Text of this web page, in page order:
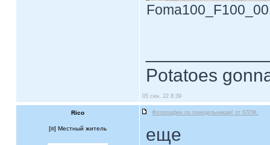
Potatoes
05 сен, 22 8:39
Rico Фотографии по понедельникам! от КЛПФ.
[ ] Местный житель еще